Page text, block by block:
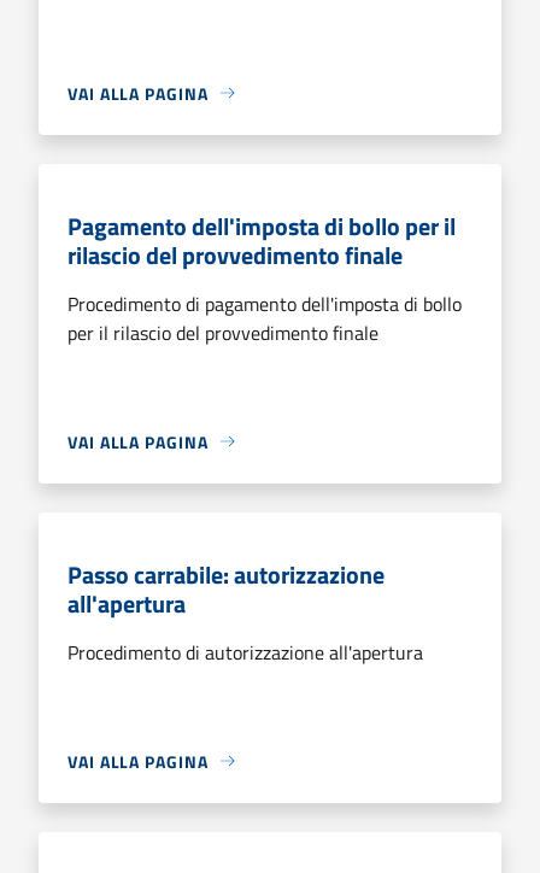
VAI ALLA PAGINA
Pagamento dell'imposta di bollo per il
rilascio del provvedimento finale
Procedimento di pagamento dell'imposta di bollo
per il rilascio del provvedimento finale
VAI ALLA PAGINA
Passo carrabile: autorizzazione
all'apertura
Procedimento di autorizzazione all'apertura
VAI ALLA PAGINA